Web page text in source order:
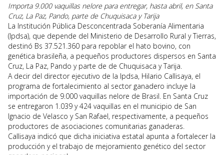
Importa 9.000 vaquillas nelore para entregar, hasta abril, en Santa
Cruz, La Paz, Pando, parte de Chuquisaca y Tarija
La Institución Pública Desconcentrada Soberanía Alimentaria
(Ipdsa), que depende del Ministerio de Desarrollo Rural y Tierras,
destinó Bs 37.521.360 para repoblar el hato bovino, con
genética brasileña, a pequeños productores dispersos en Santa
Cruz, La Paz, Pando y parte de de Chuquisaca y Tarija.
A decir del director ejecutivo de la Ipdsa, Hilario Callisaya, el
programa de fortalecimiento al sector ganadero incluye la
importación de 9.000 vaquillas nelore de Brasil. En Santa Cruz
se entregaron 1.039 y 424 vaquillas en el municipio de San
Ignacio de Velasco y San Rafael, respectivamente, a pequeños
productores de asociaciones comunitarias ganaderas.
Callisaya indicó que dicha iniciativa estatal apunta a fortalecer la
producción y el trabajo de mejoramiento genético del sector